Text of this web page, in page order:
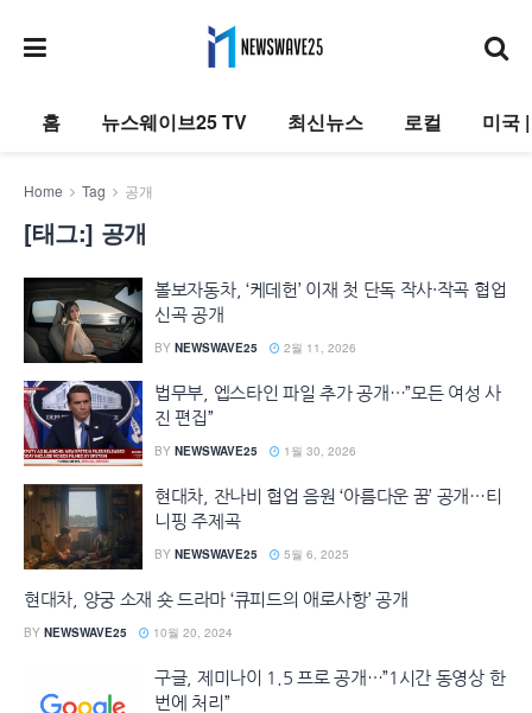
홈 뉴스웨이브25 TV 최신뉴스 로컬 미국
Home Tag 공개
[태그:] 공개
볼보자동차, ‘케데헌’ 이재 첫 단독 작사·작곡 협업
신곡 공개
BY NEWSWAVE25 2월 11, 2026
법무부, 엡스타인 파일 추가 공개…”모든 여성 사
진 편집”
BY NEWSWAVE25 1월 30, 2026
현대차, 잔나비 협업 음원 ‘아름다운 꿈’ 공개…티
니핑 주제곡
BY NEWSWAVE25 5월 6, 2025
현대차, 양궁 소재 숏 드라마 ‘큐피드의 애로사항’ 공개
BY NEWSWAVE25 10월 20, 2024
구글, 제미나이 1.5 프로 공개…”1시간 동영상 한
번에 처리”